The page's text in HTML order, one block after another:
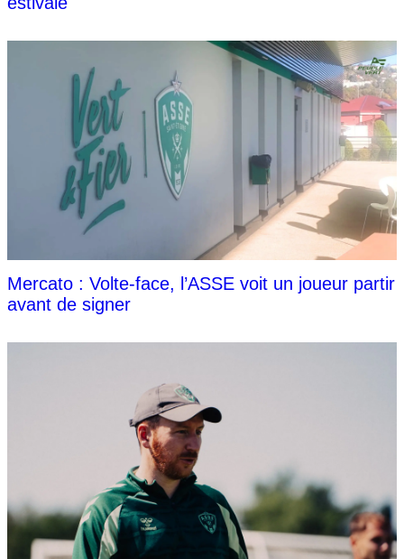
Mercato : Volte-face, l’ASSE voit un joueur partir
avant de signer